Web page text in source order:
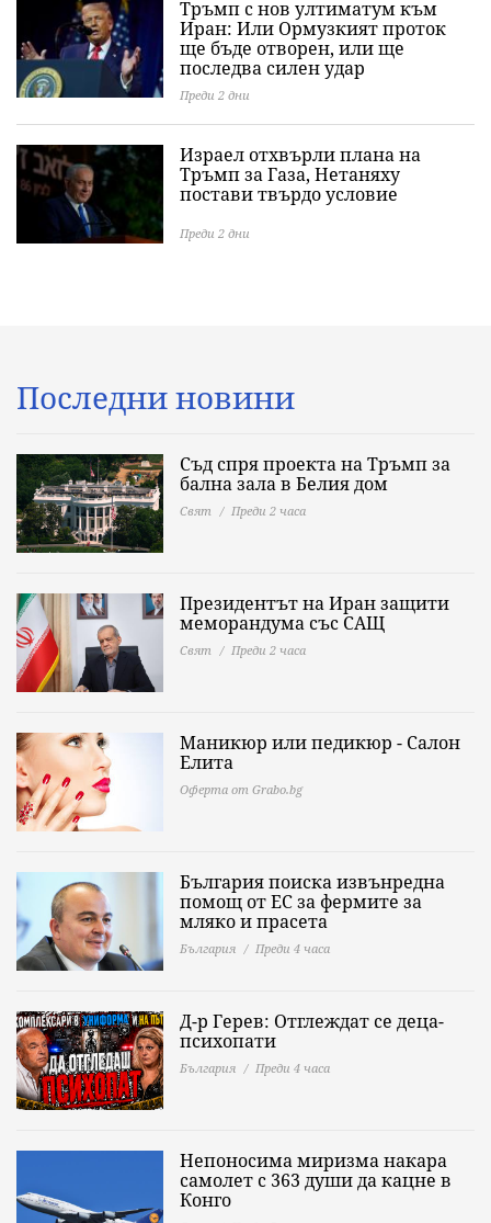
Тръмп с нов ултиматум към
Иран: Или Ормузкият проток
ще бъде отворен, или ще
последва силен удар
Преди 2 дни
Израел отхвърли плана на
Тръмп за Газа, Нетаняху
постави твърдо условие
Преди 2 дни
Последни новини
Съд спря проекта на Тръмп за
бална зала в Белия дом
Свят Преди 2 часа
Президентът на Иран защити
меморандума със САЩ
Свят Преди 2 часа
Маникюр или педикюр - Салон
Елита
Оферта от Grabo.bg
България поиска извънредна
помощ от ЕС за фермите за
мляко и прасета
България Преди 4 часа
Д-р Герев: Отглеждат се деца-
психопати
България Преди 4 часа
Непоносима миризма накара
самолет с 363 души да кацне в
Конго